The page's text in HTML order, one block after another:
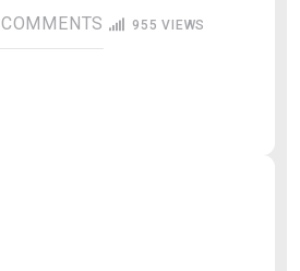
COMMENTS 955 VIEWS